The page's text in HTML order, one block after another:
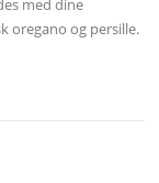
med dine
oregano og persille.